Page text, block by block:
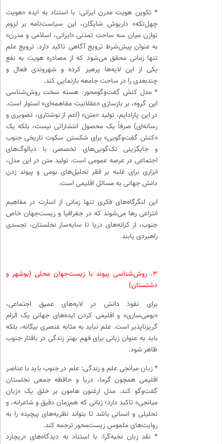
* تکوین هویت مدرن ایرانی: با استناد به ایده «هویت
چهل‌تکه» داریوش شایگان، این سیاست‌نامه بر لزوم
توازن میان سه ساحت تمدنی «ایرانی، اسلامی و مدرن»
به عنوان پیش‌شرط ترویج آگاهی تاکید دارد. ترویج علم
تنها زمانی محقق می‌شود که از مصادره هویت به نفع
یکی از این لایه‌ها پرهیز کرده و شهروندی فعال و
چندبعدی را در ساحت جامعه بازنمایی کند.
* مدل کنش گفت‌وگومحور: هسته سخت روش‌شناسی
این گروه، بر بازسازی «عقلانیت مفاهمه‌ای» استوار است.
در این پارادایم، تولید «متن» (اعم از نوشتاری، تصویری و
رسانه‌ای) صرفاً یک محصول انتشاراتی نیست، بلکه یک
«کنش گفت‌وگویی» برای شکستن سکوت تاریخی جنوب
و جایگزینی تک‌گویی‌های تخصصی با دیالوگ‌های
اجتماعی در عرصه عمومی است. تولید متن در این مدل،
ابزاری برای غلبه بر فقر تحلیل‌های بومی و پیوند زدن
دانش جهانی به مسائل اقلیمی است.
این لنگرگاه‌های فکری تنها زمانی از اسارت در مفاهیم
انتزاعی رها می‌شوند که در جغرافیا و زیست‌جهان خاص
جنوب، از کرانه‌های دریا تا سایه‌سار نخلستان، تجسدی
راهبردی یابند.
۳. روش‌شناسی پیوند با زیست‌جهان محلی (بوشهر و
دشتستان)
برای نفوذ دانش در لایه‌های عمیق اجتماعی،
«بومی‌سازی» و اقلیمی کردن ایده‌های جهانی یک الزام
گریزناپذیر است. علم نباید به مثابه عنصری بیگانه، بلکه
باید به عنوان زبانی برای فهمِ بهترِ زندگی در بافتار جنوب
ظاهر شود.
* زبان میانجی علم و زندگی: علم در جنوب باید با عناصر
اقلیمی همچون گرما، دریا و حافظه جمعی نخلستان
گفت‌وگو کند. مدل ارغنون هامون بر خلق یک «زبان
میانجی» تاکید دارد؛ زبانی که هم‌زمان دقیق و شاعرانه، و
تحلیلی و انسانی باشد تا بتواند نظریه‌های پیچیده را به
روایت‌های ملموس زیست‌محور ترجمه کند.
* نقد زبان نخبه‌گرا: با استناد به دیدگاه‌های «ریچارد